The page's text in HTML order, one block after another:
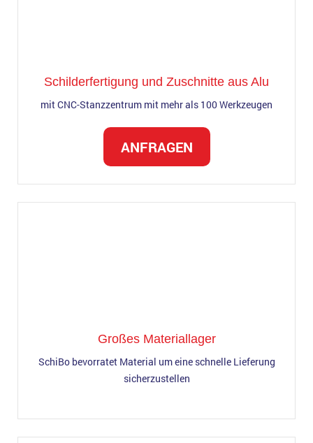
Schilderfertigung und Zuschnitte aus Alu
mit CNC-Stanzzentrum mit mehr als 100 Werkzeugen
ANFRAGEN
Großes Materiallager
SchiBo bevorratet Material um eine schnelle Lieferung
sicherzustellen